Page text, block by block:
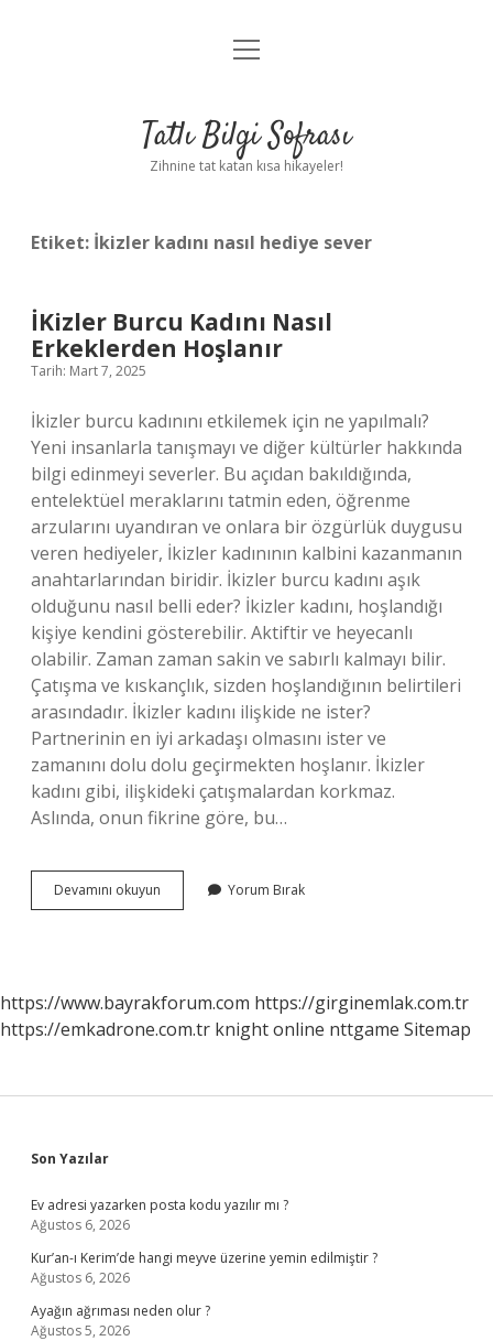
Anasayfa
Yasal Uyarı
menüyü
Tatlı Bilgi Sofrası
Zihnine tat katan kısa hikayeler!
Etiket: İkizler kadını nasıl hediye sever
İKizler Burcu Kadını Nasıl
Erkeklerden Hoşlanır
Tarih: Mart 7, 2025
İkizler burcu kadınını etkilemek için ne yapılmalı?
Yeni insanlarla tanışmayı ve diğer kültürler hakkında
bilgi edinmeyi severler. Bu açıdan bakıldığında,
entelektüel meraklarını tatmin eden, öğrenme
arzularını uyandıran ve onlara bir özgürlük duygusu
veren hediyeler, İkizler kadınının kalbini kazanmanın
anahtarlarından biridir. İkizler burcu kadını aşık
olduğunu nasıl belli eder? İkizler kadını, hoşlandığı
kişiye kendini gösterebilir. Aktiftir ve heyecanlı
olabilir. Zaman zaman sakin ve sabırlı kalmayı bilir.
Çatışma ve kıskançlık, sizden hoşlandığının belirtileri
arasındadır. İkizler kadını ilişkide ne ister?
Partnerinin en iyi arkadaşı olmasını ister ve
zamanını dolu dolu geçirmekten hoşlanır. İkizler
kadını gibi, ilişkideki çatışmalardan korkmaz.
Aslında, onun fikrine göre, bu…
Devamını okuyun
Burcu
Yorum Bırak
https://www.bayrakforum.com https://girginemlak.com.tr
https://emkadrone.com.tr knight online nttgame Sitemap
Sidebar
Son Yazılar
Ev adresi yazarken posta kodu yazılır mı ?
Ağustos 6, 2026
Kur’an-ı Kerim’de hangi meyve üzerine yemin edilmiştir ?
Ağustos 6, 2026
Ayağın ağrıması neden olur ?
Ağustos 5, 2026